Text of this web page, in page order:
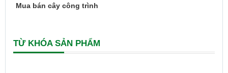
Mua bán cây công trình
TỪ KHÓA SẢN PHẨM